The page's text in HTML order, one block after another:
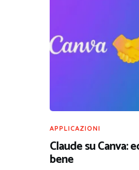
APPLICAZIONI
Claude su Canva:
bene